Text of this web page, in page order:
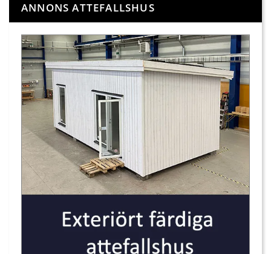
ANNONS ATTEFALLSHUS